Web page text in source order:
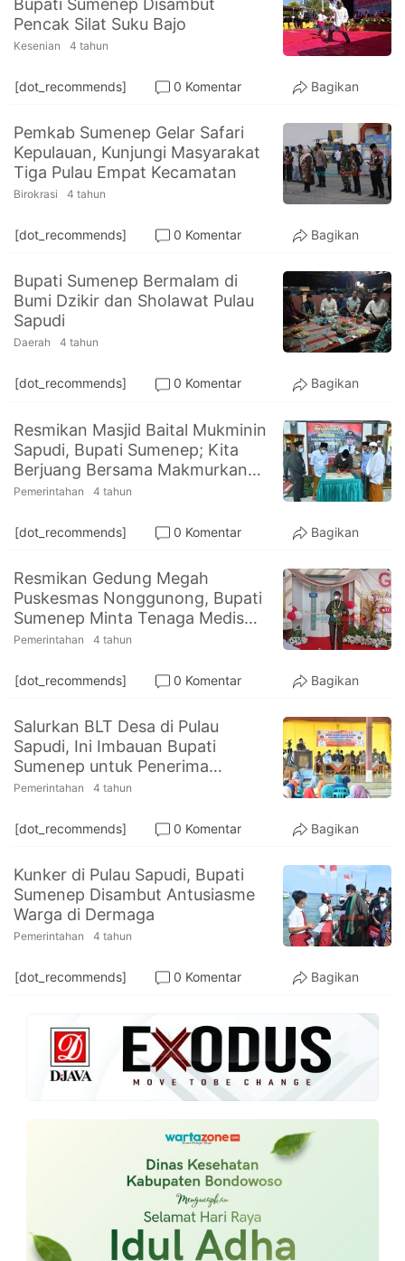
PT.
Balqis
Cyber
Media
Bupati Sumenep Disambut
Pencak Silat Suku Bajo
Kesenian 4 tahun
[dot_recommends] 0 Komentar Bagikan
Pemkab Sumenep Gelar Safari
Kepulauan, Kunjungi Masyarakat
Tiga Pulau Empat Kecamatan
Birokrasi 4 tahun
[dot_recommends] 0 Komentar Bagikan
Bupati Sumenep Bermalam di
Bumi Dzikir dan Sholawat Pulau
Sapudi
Daerah 4 tahun
[dot_recommends] 0 Komentar Bagikan
Resmikan Masjid Baital Mukminin
Sapudi, Bupati Sumenep; Kita
Berjuang Bersama Makmurkan
Masjid
Pemerintahan 4 tahun
[dot_recommends] 0 Komentar Bagikan
Resmikan Gedung Megah
Puskesmas Nonggunong, Bupati
Sumenep Minta Tenaga Medis
Tingkatkan Pelayanan
Pemerintahan 4 tahun
[dot_recommends] 0 Komentar Bagikan
Salurkan BLT Desa di Pulau
Sapudi, Ini Imbauan Bupati
Sumenep untuk Penerima
Bantuan
Pemerintahan 4 tahun
[dot_recommends] 0 Komentar Bagikan
Kunker di Pulau Sapudi, Bupati
Sumenep Disambut Antusiasme
Warga di Dermaga
Pemerintahan 4 tahun
[dot_recommends] 0 Komentar Bagikan